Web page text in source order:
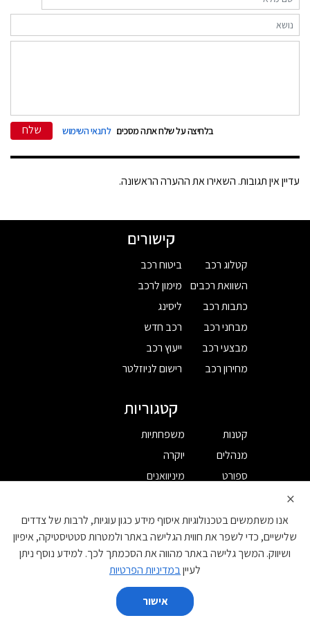
בלחיצה על שלח אתה מסכים לתנאי השימוש שלח
עדיין אין תגובות. השאירו את ההערה הראשונה.
קישורים
קטלוג רכב
השוואת רכבים
כתבות רכב
מבחני רכב
מבצעי רכב
מחירון רכב
ביטוח רכב
מימון לרכב
ליסינג
רכב חדש
ייעוץ רכב
רישום לניוזלטר
קטגוריות
קטנות
מנהלים
ספורט
משפחתיות
יוקרה
מיניוואנים
יצרן
BYD
DS
GAC
JAC
×
אנו משתמשים בטכנולוגיות איסוף מידע כגון עוגיות, לרבות של צדדים
שלישיים, כדי לשפר את חווית הגלישה באתר ולמטרות סטטיסטיקה, איפיון
ושיווק. המשך גלישה באתר מהווה את הסכמתך לכך. למידע נוסף ניתן
לעייןבמדיניות הפרטיות
אישור